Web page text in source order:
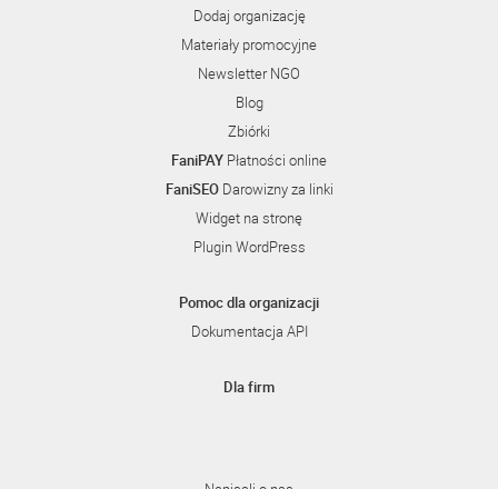
Dodaj organizację
Materiały promocyjne
Newsletter NGO
Blog
Zbiórki
FaniPAY Płatności online
FaniSEODarowizny za linki
Widget na stronę
Plugin WordPress
Pomoc dla organizacji
Dokumentacja API
Dla firm